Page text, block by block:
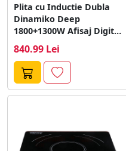
Plita cu Inductie Dubla
Dinamiko Deep
1800+1300W Afisaj Digital
840.99 Lei